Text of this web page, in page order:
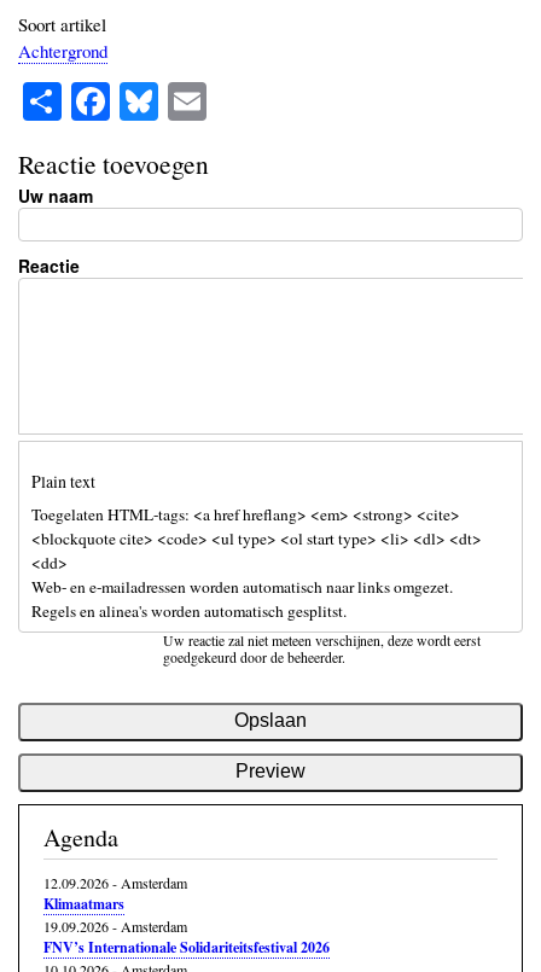
Soort artikel
Achtergrond
S
ha
re
Fa
ce
bo
ok
Bl
ue
sk
y
ail
Reactie toevoegen
Uw naam
Reactie
Plain text
Toegelaten HTML-tags: <a href hreflang> <em> <strong> <cite>
<blockquote cite> <code> <ul type> <ol start type> <li> <dl> <dt>
<dd>
Web- en e-mailadressen worden automatisch naar links omgezet.
Regels en alinea's worden automatisch gesplitst.
Uw reactie zal niet meteen verschijnen, deze wordt eerst
goedgekeurd door de beheerder.
Agenda
12.09.2026- Amsterdam
Klimaatmars
19.09.2026- Amsterdam
FNV’s Internationale Solidariteitsfestival 2026